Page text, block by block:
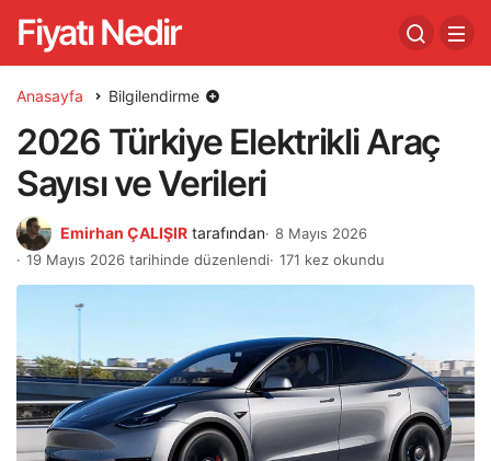
Fiyatı Nedir
Anasayfa Bilgilendirme
2026 Türkiye Elektrikli Araç
Sayısı ve Verileri
Emirhan ÇALIŞIR tarafından 8 Mayıs 2026
19 Mayıs 2026 tarihinde düzenlendi
171 kez okundu